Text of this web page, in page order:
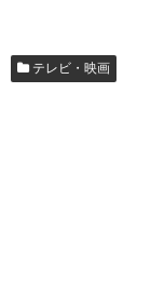
テレビ・映画